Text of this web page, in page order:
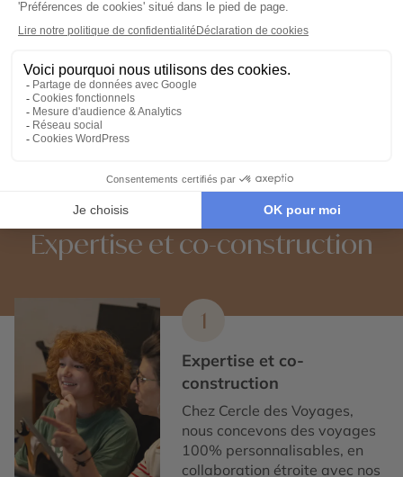
contient les informations essentielles.
Sur place, notre conciergerie reste
disponible 24/7
Expertise et co-construction
1
Expertise et co-
construction
Chez Cercle des Voyages,
nous concevons des voyages
100% personnalisables, en
collaboration étroite avec nos